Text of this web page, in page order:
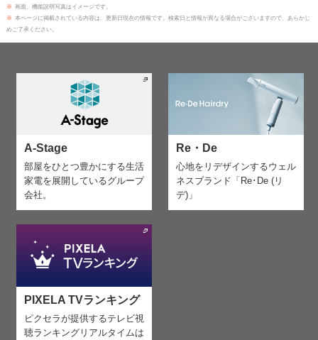
※ 画面、機能説明写真はイメージです。
※ 本ページに掲載されている内容は、更新日現在の情報です。検索日と情報が異なる場合がございますので、あらかじ
めご了承ください。
A-Stage
部屋をひとつ豊かにする生活
家電を展開しているグループ
会社。
Re・De
心地をリデザインするウェル
ネスブランド「Re･De (リ
デ)」
PIXELA TVランキング
ピクセラが提供するテレビ視
聴ランキング リアルタイムは